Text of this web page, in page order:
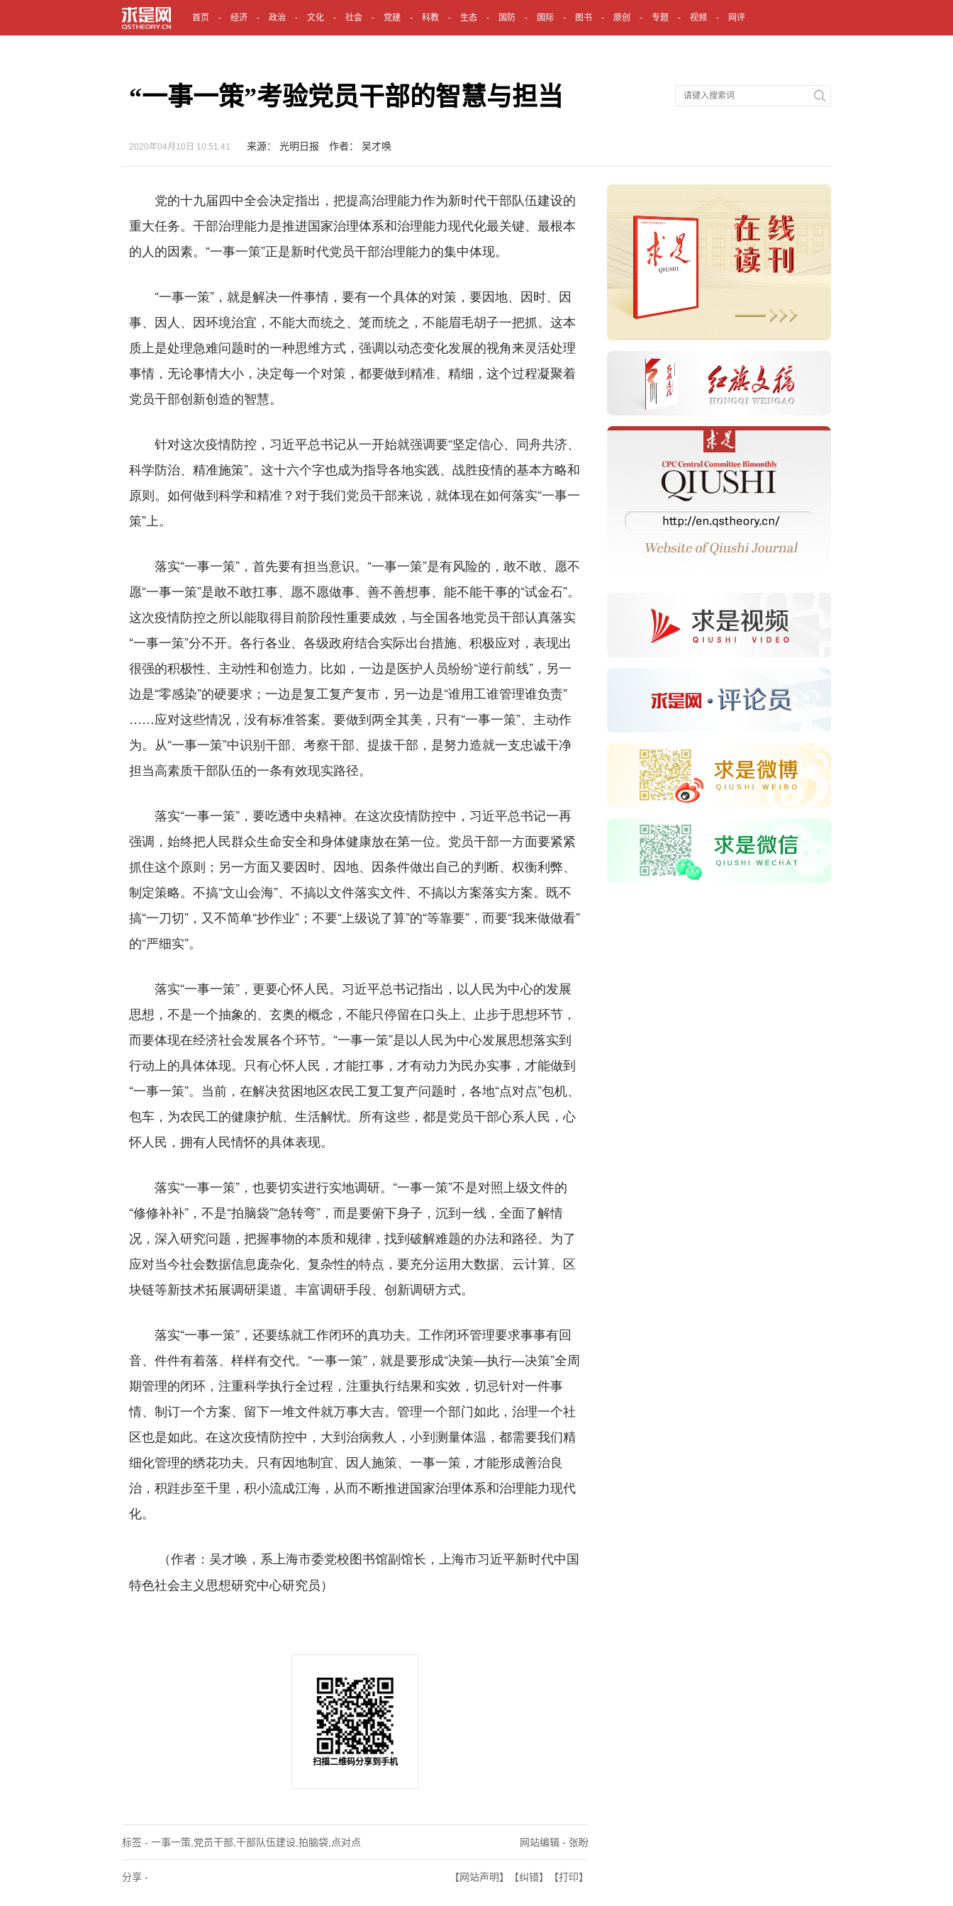
首页 经济 政治 文化 社会 党建 科教 生态 国防 国际 图书 原创 专题 视频 网评
“一事一策”考验党员干部的智慧与担当
2020年04月10日 10:51:41 来源： 光明日报 作者： 吴才唤
党的十九届四中全会决定指出，把提高治理能力作为新时代干部队伍建设的
重大任务。干部治理能力是推进国家治理体系和治理能力现代化最关键、最根本
的人的因素。“一事一策”正是新时代党员干部治理能力的集中体现。
“一事一策”，就是解决一件事情，要有一个具体的对策，要因地、因时、因
事、因人、因环境治宜，不能大而统之、笼而统之，不能眉毛胡子一把抓。这本
质上是处理急难问题时的一种思维方式，强调以动态变化发展的视角来灵活处理
事情，无论事情大小，决定每一个对策，都要做到精准、精细，这个过程凝聚着
党员干部创新创造的智慧。
针对这次疫情防控，习近平总书记从一开始就强调要“坚定信心、同舟共济、
科学防治、精准施策”。这十六个字也成为指导各地实践、战胜疫情的基本方略和
原则。如何做到科学和精准？对于我们党员干部来说，就体现在如何落实“一事一
策”上。
落实“一事一策”，首先要有担当意识。“一事一策”是有风险的，敢不敢、愿不
愿“一事一策”是敢不敢扛事、愿不愿做事、善不善想事、能不能干事的“试金石”。
这次疫情防控之所以能取得目前阶段性重要成效，与全国各地党员干部认真落实
“一事一策”分不开。各行各业、各级政府结合实际出台措施、积极应对，表现出
很强的积极性、主动性和创造力。比如，一边是医护人员纷纷“逆行前线”，另一
边是“零感染”的硬要求；一边是复工复产复市，另一边是“谁用工谁管理谁负责”
……应对这些情况，没有标准答案。要做到两全其美，只有“一事一策”、主动作
为。从“一事一策”中识别干部、考察干部、提拔干部，是努力造就一支忠诚干净
担当高素质干部队伍的一条有效现实路径。
落实“一事一策”，要吃透中央精神。在这次疫情防控中，习近平总书记一再
强调，始终把人民群众生命安全和身体健康放在第一位。党员干部一方面要紧紧
抓住这个原则；另一方面又要因时、因地、因条件做出自己的判断、权衡利弊、
制定策略。不搞“文山会海”、不搞以文件落实文件、不搞以方案落实方案。既不
搞“一刀切”，又不简单“抄作业”；不要“上级说了算”的“等靠要”，而要“我来做做看”
的“严细实”。
落实“一事一策”，更要心怀人民。习近平总书记指出，以人民为中心的发展
思想，不是一个抽象的、玄奥的概念，不能只停留在口头上、止步于思想环节，
而要体现在经济社会发展各个环节。“一事一策”是以人民为中心发展思想落实到
行动上的具体体现。只有心怀人民，才能扛事，才有动力为民办实事，才能做到
“一事一策”。当前，在解决贫困地区农民工复工复产问题时，各地“点对点”包机、
包车，为农民工的健康护航、生活解忧。所有这些，都是党员干部心系人民，心
怀人民，拥有人民情怀的具体表现。
落实“一事一策”，也要切实进行实地调研。“一事一策”不是对照上级文件的
“修修补补”，不是“拍脑袋”“急转弯”，而是要俯下身子，沉到一线，全面了解情
况，深入研究问题，把握事物的本质和规律，找到破解难题的办法和路径。为了
应对当今社会数据信息庞杂化、复杂性的特点，要充分运用大数据、云计算、区
块链等新技术拓展调研渠道、丰富调研手段、创新调研方式。
落实“一事一策”，还要练就工作闭环的真功夫。工作闭环管理要求事事有回
音、件件有着落、样样有交代。“一事一策”，就是要形成“决策—执行—决策”全周
期管理的闭环，注重科学执行全过程，注重执行结果和实效，切忌针对一件事
情、制订一个方案、留下一堆文件就万事大吉。管理一个部门如此，治理一个社
区也是如此。在这次疫情防控中，大到治病救人，小到测量体温，都需要我们精
细化管理的绣花功夫。只有因地制宜、因人施策、一事一策，才能形成善治良
治，积跬步至千里，积小流成江海，从而不断推进国家治理体系和治理能力现代
化。
（作者：吴才唤，系上海市委党校图书馆副馆长，上海市习近平新时代中国
特色社会主义思想研究中心研究员）
扫描二维码分享到手机
标签 - 一事一策,党员干部,干部队伍建设,拍脑袋,点对点 网站编辑 - 张盼
分享 - 【网站声明】 【纠错】 【打印】